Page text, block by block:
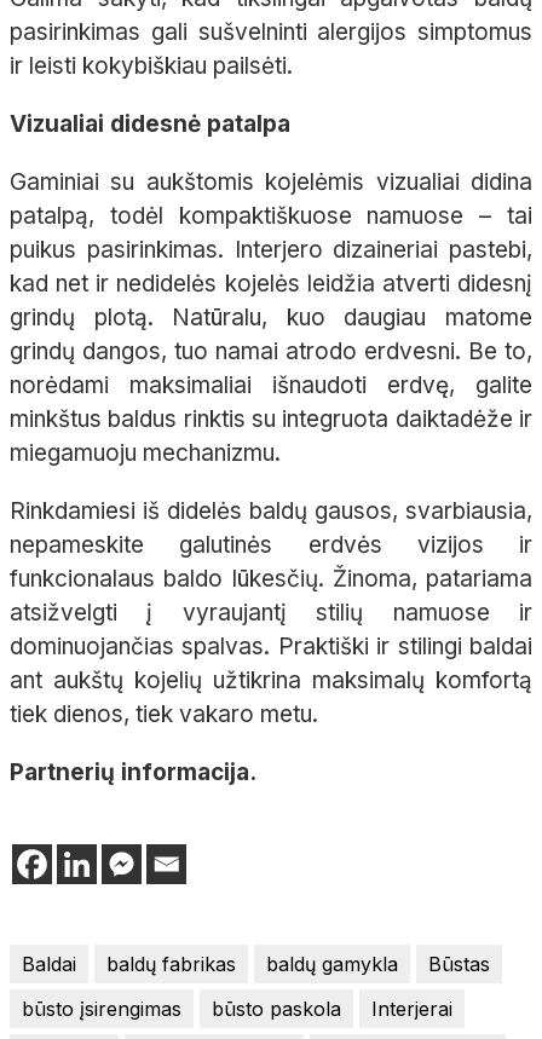
pasirinkimas gali sušvelninti alergijos simptomus
ir leisti kokybiškiau pailsėti.
Vizualiai didesnė patalpa
Gaminiai su aukštomis kojelėmis vizualiai didina
patalpą, todėl kompaktiškuose namuose – tai
puikus pasirinkimas. Interjero dizaineriai pastebi,
kad net ir nedidelės kojelės leidžia atverti didesnį
grindų plotą. Natūralu, kuo daugiau matome
grindų dangos, tuo namai atrodo erdvesni. Be to,
norėdami maksimaliai išnaudoti erdvę, galite
minkštus baldus rinktis su integruota daiktadėže ir
miegamuoju mechanizmu.
Rinkdamiesi iš didelės baldų gausos, svarbiausia,
nepameskite galutinės erdvės vizijos ir
funkcionalaus baldo lūkesčių. Žinoma, patariama
atsižvelgti į vyraujantį stilių namuose ir
dominuojančias spalvas. Praktiški ir stilingi baldai
ant aukštų kojelių užtikrina maksimalų komfortą
tiek dienos, tiek vakaro metu.
Partnerių informacija.
Baldai baldų fabrikas baldų gamykla
Būstas
būsto įsirengimas
būsto paskola
Interjerai